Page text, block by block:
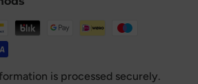
is processed securely.